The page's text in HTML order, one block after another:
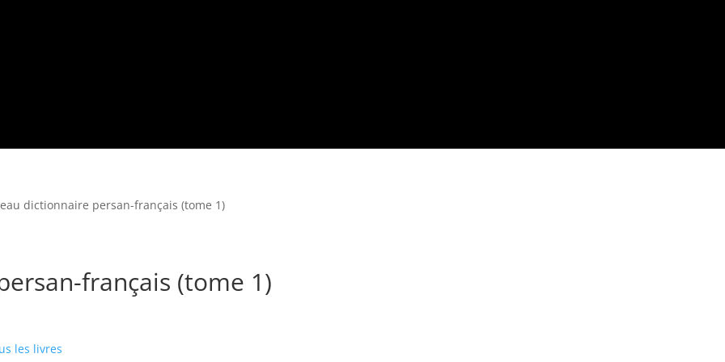
dictionnaire persan-français (tome 1)
français (tome 1)
les livres